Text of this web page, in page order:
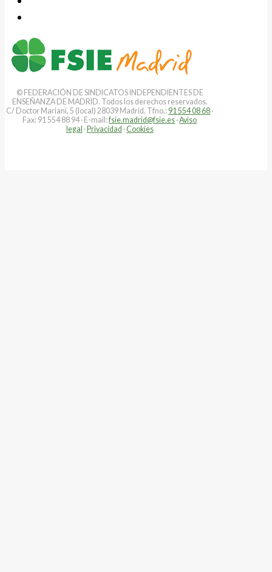
© FEDERACIÓN DE SINDICATOS INDEPENDIENTES DE
ENSEÑANZA DE MADRID. Todos los derechos reservados.
C/ Doctor Mariani, 5 (local) 28039 Madrid. Tfno.: 91 554 08 68 ·
Fax: 91 554 88 94 · E-mail:fsie.madrid@fsie.es ·Aviso
legal ·Privacidad · Cookies